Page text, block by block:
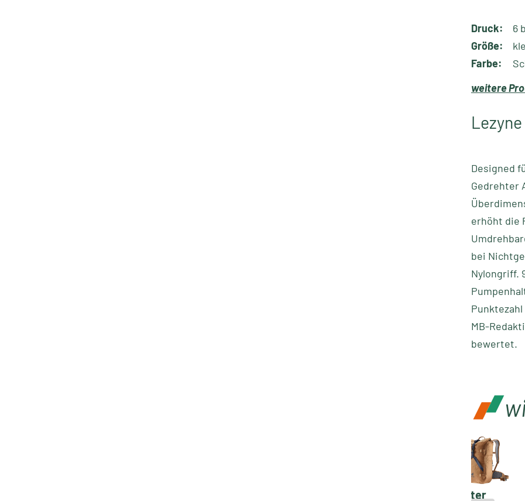
Druck:
6
Größe:
Farbe:
weitere
Designed
Gedrehter
erhöht die
bei
Nylongriff.
MB-
bewertet.
Deuter